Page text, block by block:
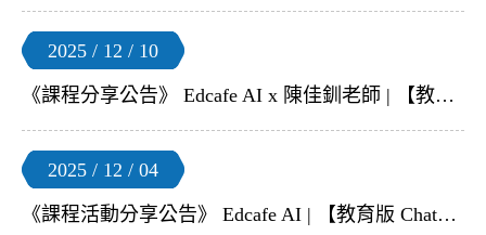
2025 / 12 / 10
《課程分享公告》 Edcafe AI x 陳佳釧老師 | 【教育版 ChatGPT–Edcafe AI】線上研習
2025 / 12 / 04
《課程活動分享公告》 Edcafe AI | 【教育版 ChatGPT–Edcafe AI】12 月免費線上教師研習